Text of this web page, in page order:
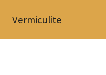
InhaltVermiculite